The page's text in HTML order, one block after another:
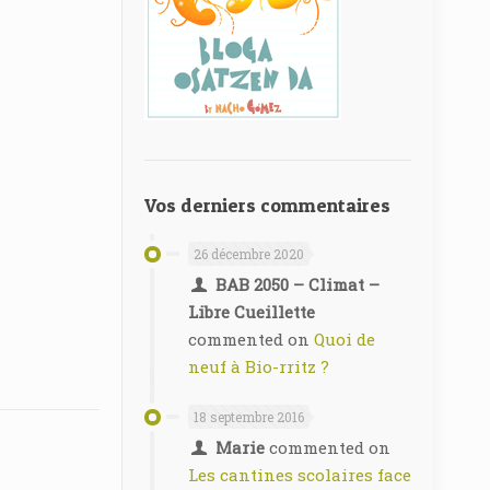
Vos derniers commentaires
26 décembre 2020
BAB 2050 – Climat –
Libre Cueillette
commented on Quoi de
neuf à Bio-rritz ?
18 septembre 2016
Mariecommented on
Les cantines scolaires face